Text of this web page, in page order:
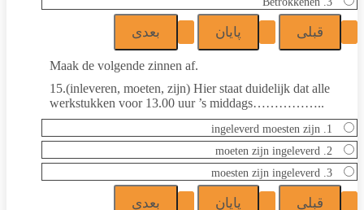
Maak de volgende zinnen af.
15.(inleveren, moeten, zijn) Hier staat duidelijk dat alle
werkstukken voor 13.00 uur ’s middags……………..
1. ingeleverd moesten zijn
2. moeten zijn ingeleverd
3. moesten zijn ingeleverd